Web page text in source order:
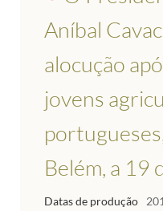
Aníbal
alocução
jovens
Belém, a 19
Datas de produção